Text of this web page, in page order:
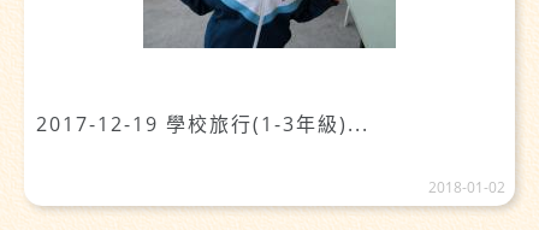
2017-12-19 學校旅行(1-3年級)...
2018-01-02